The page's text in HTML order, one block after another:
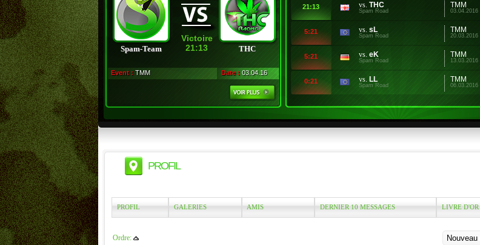
Spam-Team
Victoire
21:13
THC
Event : TMM Date : 03.04.16
21:13 vs. THC
Spam Road
TMM
03.04.2016
5:21 vs. sL
Spam Road
TMM
20.03.2016
5:21 vs. eK
Spam Road
TMM
13.03.2016
0:21 vs. LL
Spam Road
TMM
06.03.2016
PROFIL
PROFIL GALERIES AMIS DERNIER 10 MESSAGES LIVRE D'OR
Ordre: